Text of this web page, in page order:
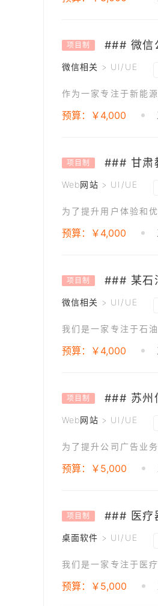
项目制 ### 微信
微信相关 > UI/UE
预算：￥4,000
项目制
Web网站 > UI/UE
预算：￥4,000
项目制 ### 某石
微信相关 > UI/UE
预算：￥4,000
项目制 ### 苏州
Web网站 > UI/UE
预算：￥5,000
项目制 ### 医疗
桌面软件 > UI/UE
预算：￥5,000